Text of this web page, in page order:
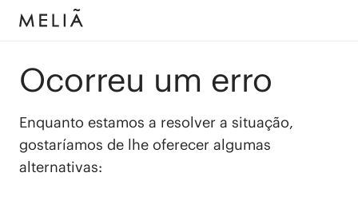
Ocorreu um erro
Enquanto estamos a resolver a situação,
gostaríamos de lhe oferecer algumas
alternativas: